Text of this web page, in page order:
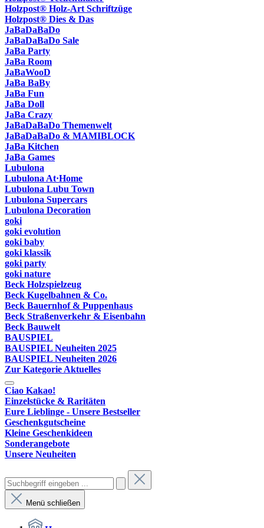
Holzpost® Holz-Art Schriftzüge
Holzpost® Dies & Das
JaBaDaBaDo
JaBaDaBaDo Sale
JaBa Party
JaBa Room
JaBaWooD
JaBa BaBy
JaBa Fun
JaBa Doll
JaBa Crazy
JaBaDaBaDo Themenwelt
JaBaDaBaDo & MAMIBLOCK
JaBa Kitchen
JaBa Games
Lubulona
Lubulona At·Home
Lubulona Lubu Town
Lubulona Supercars
Lubulona Decoration
goki
goki evolution
goki baby
goki klassik
goki party
goki nature
Beck Holzspielzeug
Beck Kugelbahnen & Co.
Beck Bauernhof & Puppenhaus
Beck Straßenverkehr & Eisenbahn
Beck Bauwelt
BAUSPIEL
BAUSPIEL Neuheiten 2025
BAUSPIEL Neuheiten 2026
Zur Kategorie Aktuelles
Ciao Kakao!
Einzelstücke & Raritäten
Eure Lieblinge - Unsere Bestseller
Geschenkgutscheine
Kleine Geschenkideen
Sonderangebote
Unsere Neuheiten
Menü schließen